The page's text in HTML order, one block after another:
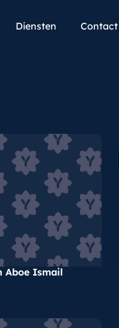
Diensten Contact
Aboe Ismail